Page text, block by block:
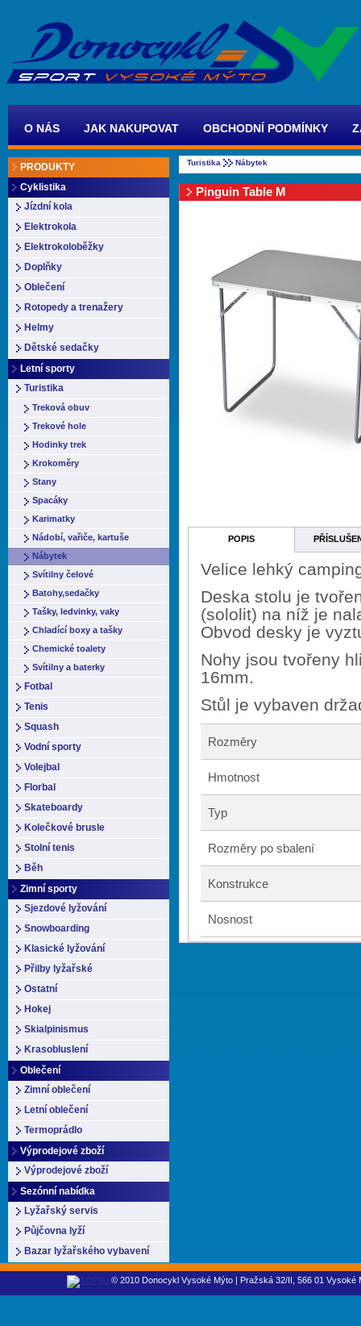
O NÁS JAK NAKUPOVAT OBCHODNÍ PODMÍNKY
PRODUKTY
Cyklistika
Jízdní kola
Elektrokola
Elektrokoloběžky
Doplňky
Oblečení
Rotopedy a trenažery
Helmy
Dětské sedačky
Letní sporty
Turistika
Treková obuv
Trekové hole
Hodinky trek
Krokoměry
Stany
Spacáky
Karimatky
Nádobí, vařiče, kartuše
Nábytek
Svítilny čelové
Batohy,sedačky
Tašky, ledvinky, vaky
Chladící boxy a tašky
Chemické toalety
Svítilny a baterky
Fotbal
Tenis
Squash
Vodní sporty
Volejbal
Florbal
Skateboardy
Kolečkové brusle
Stolní tenis
Běh
Zimní sporty
Sjezdové lyžování
Snowboarding
Klasické lyžování
Přilby lyžařské
Ostatní
Hokej
Skialpinismus
Krasobluslení
Oblečení
Zimní oblečení
Letní oblečení
Termoprádlo
Výprodejové zboží
Výprodejové zboží
Sezónní nabídka
Lyžařský servis
Půjčovna lyží
Bazar lyžařského vybavení
Turistika Nábytek
Pinguin Table M
POPIS
Velice lehký
Deska stolu je
(sololit) na níž je
Obvod desky je
Nohy jsou tvořeny
16mm.
Stůl je vybaven
Rozměry
Hmotnost
Typ
Rozměry po sbalení
Konstrukce
Nosnost
© 2010 Donocykl Vysoké Mýto | Pražská 32/II, 566 01 Vysoké